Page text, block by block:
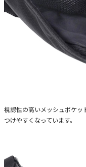
視認性の高いメッシュポケッ
つけやすくなっています。